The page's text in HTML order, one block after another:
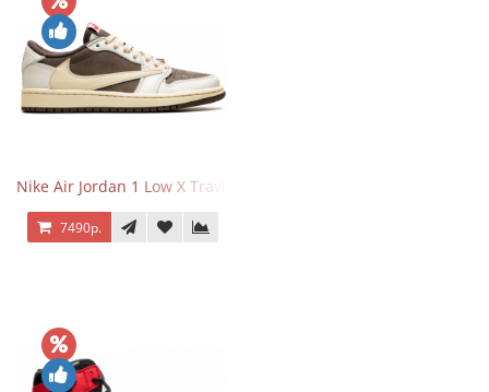
Nike Air Jordan 1 Low X Travis Scott Reverse Mocha
7490р.